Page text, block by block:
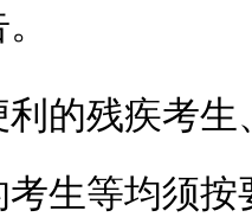
利的残疾考
生等均须